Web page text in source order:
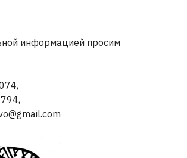
информацией просим